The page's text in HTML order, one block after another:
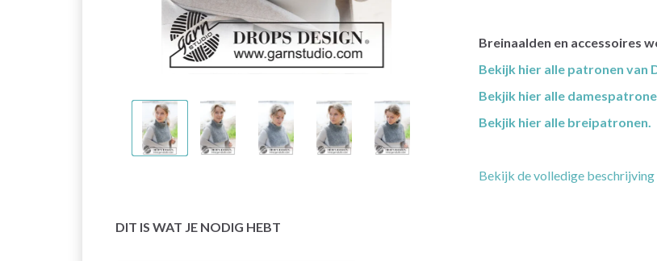
Breinaalden en accessoires
Bekijk hier alle patronen van
Bekjik hier alle
Bekjik hier alle breipatronen.
Bekijk de volledige beschrijving
DIT IS WAT JE NODIG HEBT